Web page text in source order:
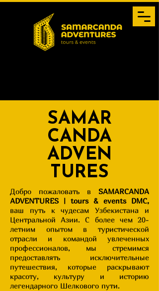
SAMAR
CANDA
ADVEN
TURES
Добро пожаловать в SAMARCANDA
ADVENTURES | tours & events DMC,
ваш путь к чудесам Узбекистана и
Центральной Азии. С более чем 20-
летним опытом в туристической
отрасли и командой увлеченных
профессионалов, мы стремимся
предоставлять исключительные
путешествия, которые раскрывают
красоту, культуру и историю
легендарного Шелкового пути.